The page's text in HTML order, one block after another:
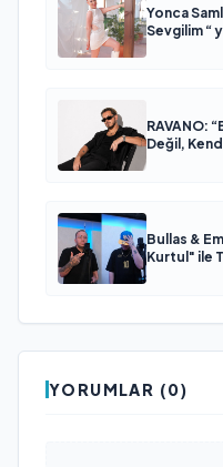
Yonca
Sevgilim “
RAVANO:
Değil,
Bullas &
Kurtul" ile
YORUMLAR (0)